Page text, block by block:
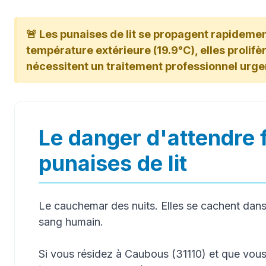
🚨 Les punaises de lit se propagent
température extérieure (19.9°C), elles
nécessitent un traitement professionnel
Le danger d'attendre
punaises de lit
Le cauchemar des nuits. Elles se cachent
sang humain.
Si vous résidez à Caubous (31110) et que